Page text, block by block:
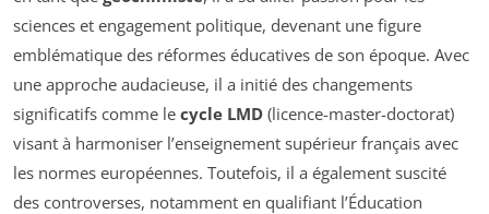
sciences et engagement politique, devenant une figure
emblématique des réformes éducatives de son époque. Avec
une approche audacieuse, il a initié des changements
significatifs comme le cycle LMD (licence-master-doctorat)
visant à harmoniser l’enseignement supérieur français avec
les normes européennes. Toutefois, il a également suscité
des controverses, notamment en qualifiant l’Éducation